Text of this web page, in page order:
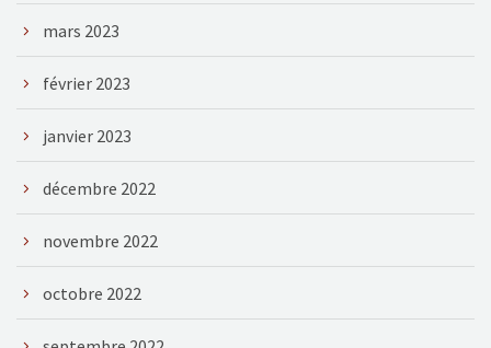
mars 2023
février 2023
janvier 2023
décembre 2022
novembre 2022
octobre 2022